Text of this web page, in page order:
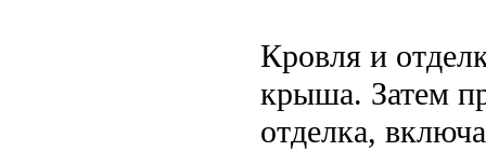
Кровля и
крыша. Затем
отделка,